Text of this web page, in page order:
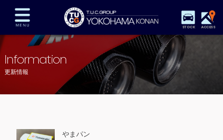
STOCK ACCESS
在庫車両情報 保証&サービス パーツリスト
TUCとは？ 店舗情報 アクセスマップ
全国納車 特別作業 注文販売
Information
更新情報
やまパン